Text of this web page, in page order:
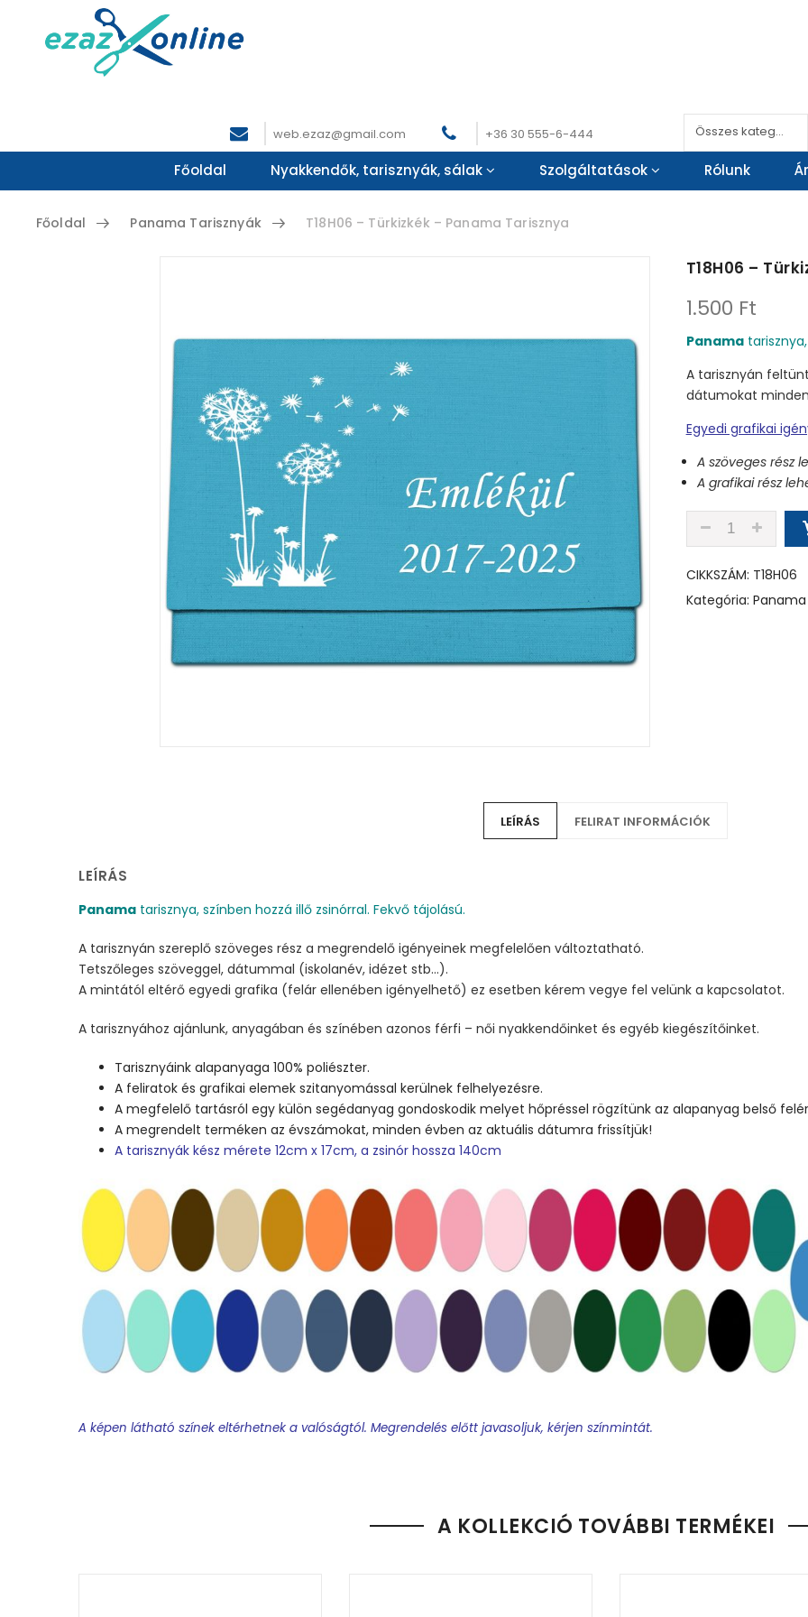
web.ezaz@gmail.com +36 30 555-6-444 Összes kategória
Főoldal Nyakkendők, tarisznyák, sálak Szolgáltatások Rólunk
Főoldal Panama Tarisznyák T18H06 – Türkizkék – Panama Tarisznya
T18H06 –
1.500 Ft
Panamatarisznya,
A tarisznyán
dátumokat
Egyedi grafikai
A szöveges rész
A grafikai rész
T18H06 -
CIKKSZÁM: T18H06
Kategória:
LEÍRÁS FELIRAT INFORMÁCIÓK
LEÍRÁS
Panama tarisznya, színben hozzá illő zsinórral. Fekvő tájolású.
A tarisznyán szereplő szöveges rész a megrendelő igényeinek megfelelően változtatható.
Tetszőleges szöveggel, dátummal (iskolanév, idézet stb…).
A mintától eltérő egyedi grafika (felár ellenében igényelhető) ez esetben kérem vegye fel velünk a kapcsolatot.
A tarisznyához ajánlunk, anyagában és színében azonos férfi – női nyakkendőinket és egyéb kiegészítőinket.
Tarisznyáink alapanyaga 100% poliészter.
A feliratok és grafikai elemek szitanyomással kerülnek felhelyezésre.
A megfelelő tartásról egy külön segédanyag gondoskodik melyet hőpréssel rögzítünk az alapanyag belső
A megrendelt terméken az évszámokat, minden évben az aktuális dátumra frissítjük!
A tarisznyák kész mérete 12cm x 17cm, a zsinór hossza 140cm
A képen látható színek eltérhetnek a valóságtól. Megrendelés előtt javasoljuk, kérjen színmintát.
A terv elkészítéséhez egy world-dokumentumban kell csatolni a névsort és minden
osztály, dátum, osztályfőnök, stb). Kérem figyeljenek a feltüntetett információk sorrendjére, mert mi annak
A KOLLEKCIÓ TOVÁBBI TERMÉKEI